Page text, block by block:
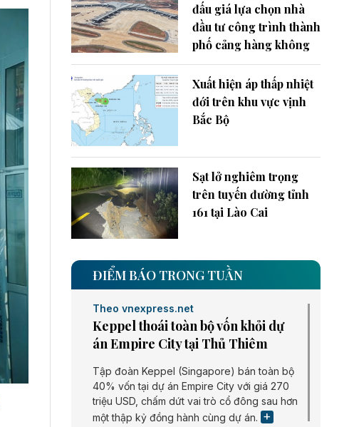
đấu giá lựa chọn nhà
đầu tư công trình thành
phố cảng hàng không
Xuất hiện áp thấp nhiệt
đới trên khu vực vịnh
Bắc Bộ
Sạt lở nghiêm trọng
trên tuyến đường tỉnh
161 tại Lào Cai
ĐIỂM BÁO TRONG TUẦN
Theo vnexpress.net
Keppel thoái toàn bộ vốn khỏi dự
án Empire City tại Thủ Thiêm
Tập đoàn Keppel (Singapore) bán toàn bộ
40% vốn tại dự án Empire City với giá 270
triệu USD, chấm dứt vai trò cổ đông sau hơn
một thập kỷ đồng hành cùng dự án.